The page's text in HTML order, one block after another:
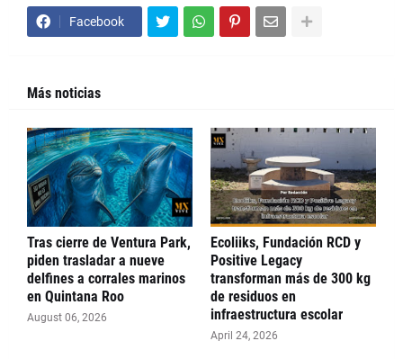
Facebook
Más noticias
Tras cierre de Ventura Park,
piden trasladar a nueve
delfines a corrales marinos
en Quintana Roo
August 06, 2026
Ecoliiks, Fundación RCD y
Positive Legacy
transforman más de 300 kg
de residuos en
infraestructura escolar
April 24, 2026